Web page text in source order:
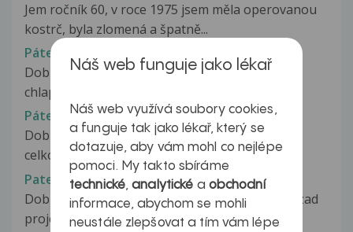
Jem ročník 60, v roce 1975 jsem měla operovanou
kostrč, byla zlomená a špatně...
Páteř po porodu
Dobrý večer, před 2 lety jsem porodila císařem
chlapečka a byl mi podán epidural....
Páteř prosím na RHB nejprve
Dobry den, dnes jsem byla na ortopedii. Mam
celkove problemy s bolesti hrudni...
Pateř-osteoporosa
Dobrý den. Asi před pěti lety mi na leve straně zad
projela ohromna bolest po...
Náš web funguje jako lékař
Náš web využívá soubory cookies,
a funguje tak jako lékař, který se
dotazuje, aby vám mohl co nejlépe
pomoci. My takto sbíráme
technické,analytické a obchodní
informace, abychom se mohli
neustále zlepšovat a tím vám lépe